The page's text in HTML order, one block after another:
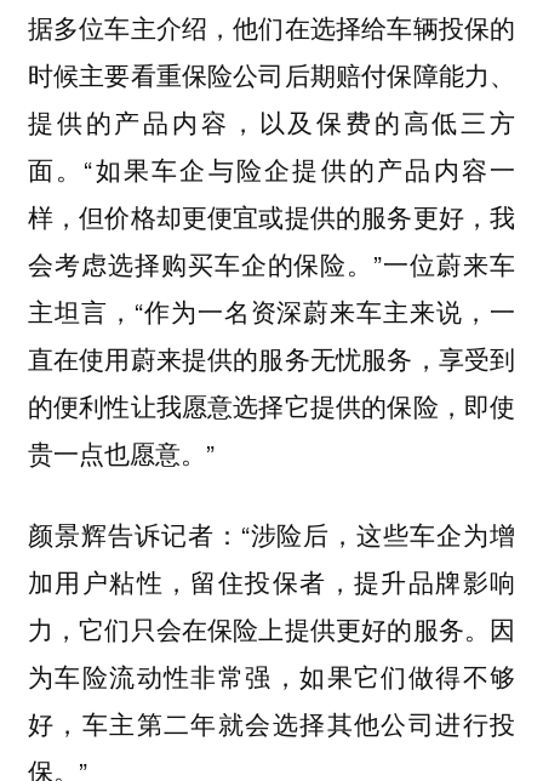
据多位车主介绍，他们在选择给车辆投保的
时候主要看重保险公司后期赔付保障能力、
提供的产品内容，以及保费的高低三方
面。“如果车企与险企提供的产品内容一
样，但价格却更便宜或提供的服务更好，我
会考虑选择购买车企的保险。”一位蔚来车
主坦言，“作为一名资深蔚来车主来说，一
直在使用蔚来提供的服务无忧服务，享受到
的便利性让我愿意选择它提供的保险，即使
贵一点也愿意。”
颜景辉告诉记者：“涉险后，这些车企为增
加用户粘性，留住投保者，提升品牌影响
力，它们只会在保险上提供更好的服务。因
为车险流动性非常强，如果它们做得不够
好，车主第二年就会选择其他公司进行投
保。”